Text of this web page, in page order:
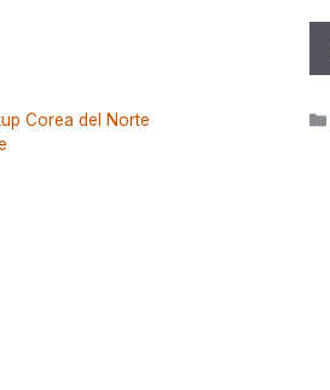
Corea del Norte